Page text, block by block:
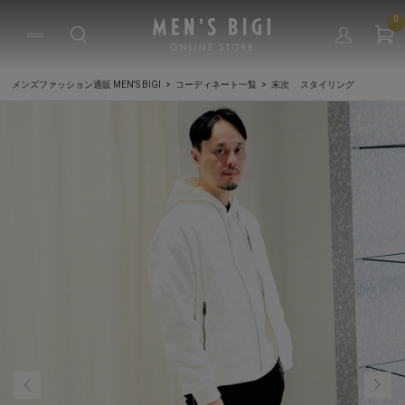
0
メンズファッション通販 MEN'S BIGI コーディネート一覧 末次 スタイリング